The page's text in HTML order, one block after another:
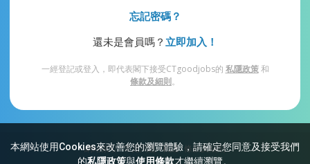
本網站使用Cookies來改善您的瀏覽體驗，請確定您同意及接受我們
的私隱政策與使用條款才繼續瀏覽。
忘記密碼？
還未是會員嗎？ 立即加入！
一經登記或登入，即代表閣下接受CTgoodjobs的 私隱政策和
條款及細則。
網站索引 常見問題 私隱 條款及細則